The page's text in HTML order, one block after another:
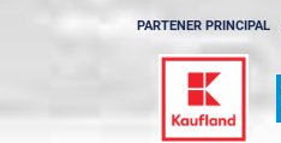
PARTENER PRINCIPAL